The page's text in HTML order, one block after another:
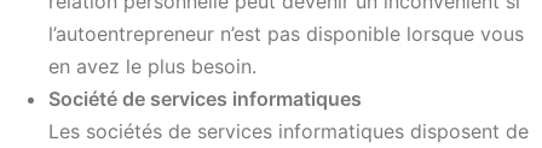
l’autoentrepreneur n’est pas disponible lorsque vous
en avez le plus besoin.
Société de services informatiques
Les sociétés de services informatiques disposent de